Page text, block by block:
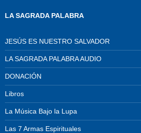
LA SAGRADA PALABRA
JESÚS ES NUESTRO SALVADOR
LA SAGRADA PALABRA AUDIO
DONACIÓN
Libros
La Música Bajo la Lupa
Las 7 Armas Espirituales